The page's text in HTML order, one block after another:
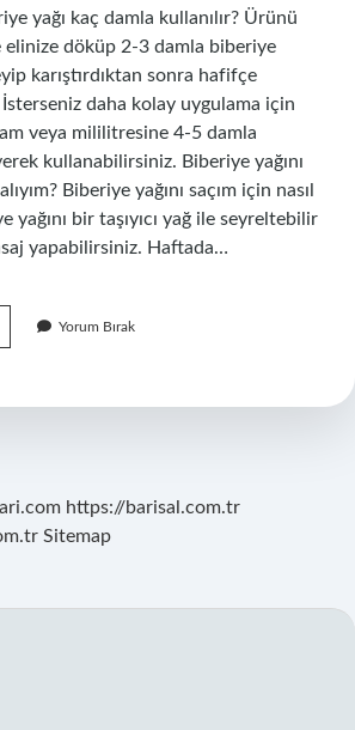
yağı kaç damla kullanılır? Ürünü
elinize döküp 2-3 damla biberiye
karıştırdıktan sonra hafifçe
daha kolay uygulama için
veya mililitresine 4-5 damla
kullanabilirsiniz. Biberiye yağını
Biberiye yağını saçım için nasıl
yağını bir taşıyıcı yağ ile seyreltebilir
yapabilirsiniz. Haftada…
Yorum Bırak
https://barisal.com.tr
Sitemap